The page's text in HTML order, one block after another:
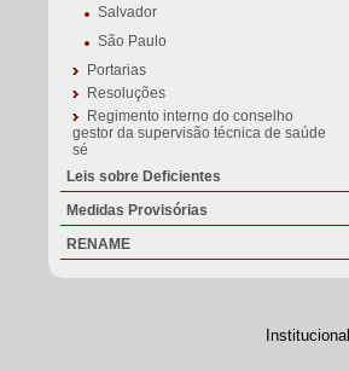
Salvador
São Paulo
Portarias
Resoluções
Regimento interno do conselho
gestor da supervisão técnica de saúde
sé
Leis sobre Deficientes
Medidas Provisórias
RENAME
Institucional